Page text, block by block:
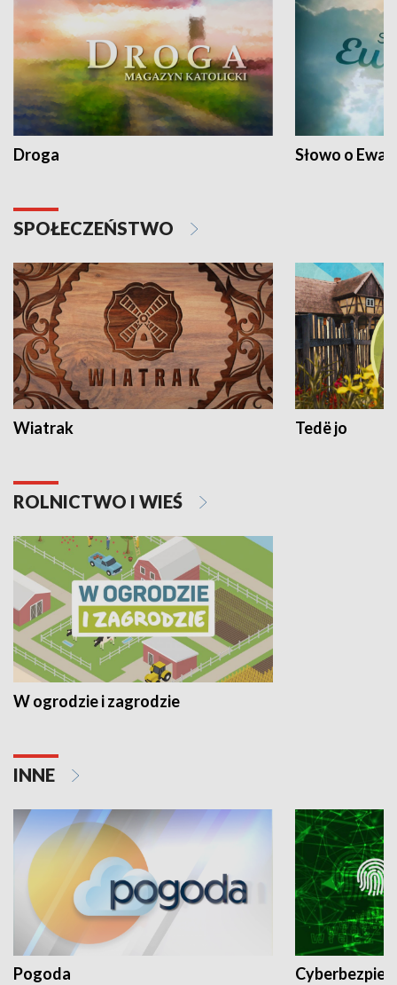
Droga Słowo o
SPOŁECZEŃSTWO
Wiatrak Tedë jo
ROLNICTWO I WIEŚ
W ogrodzie i zagrodzie
INNE
Pogoda